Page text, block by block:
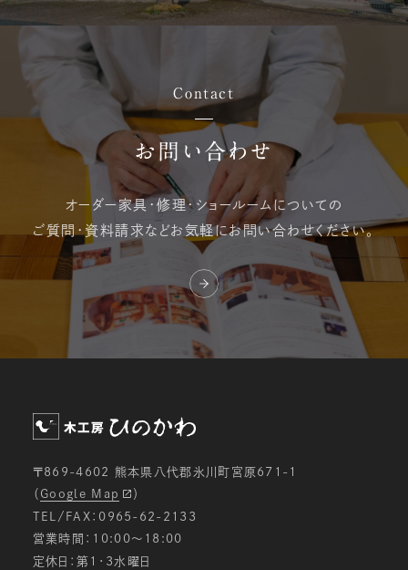
Contact
お問い合わせ
オーダー家具・修理・ ショールームについての
ご質問・資料請求などお気軽にお問い合わせください。
〒869-4602 熊本県八代郡氷川町宮原671-1
（ Google Map
）
TEL/FAX：0965-62-2133
営業時間：10:00〜18:00
定休日：第1・3水曜日